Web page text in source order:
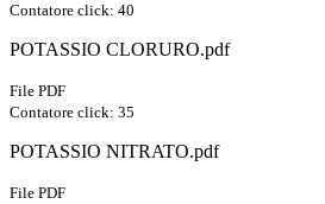
Contatore click: 40
POTASSIO CLORURO.pdf
File PDF
Contatore click: 35
POTASSIO NITRATO.pdf
File PDF